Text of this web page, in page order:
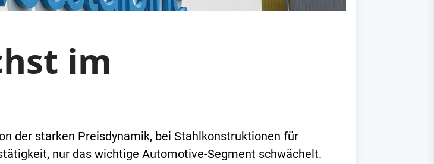
im
der starken Preisdynamik, bei Stahlkonstruktionen für
nur das wichtige Automotive-Segment schwächelt.